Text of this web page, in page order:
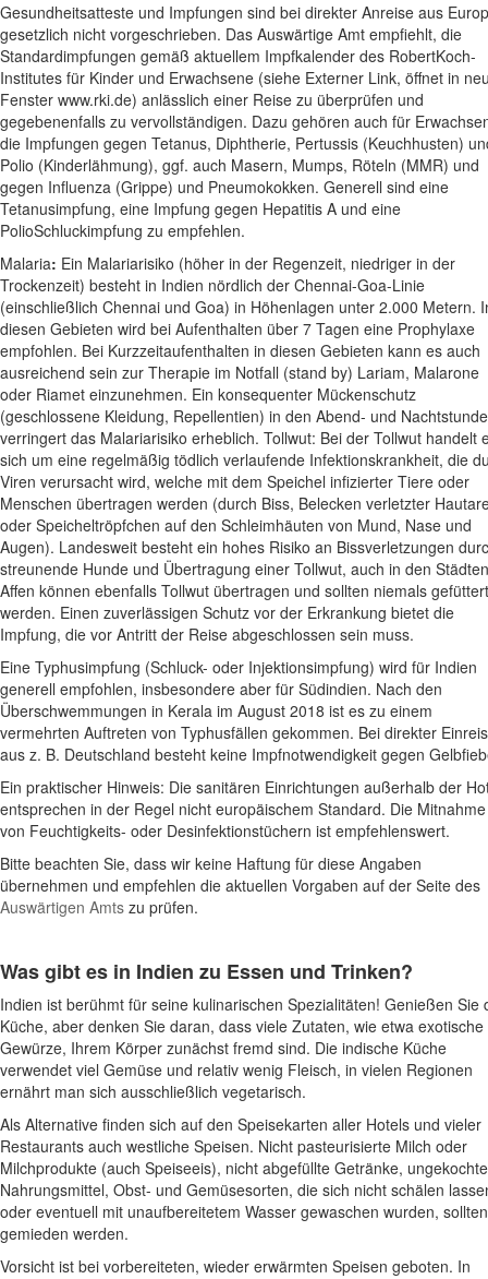
Gesundheitsatteste und Impfungen sind bei direkter Anreise aus
gesetzlich nicht vorgeschrieben. Das Auswärtige Amt empfiehlt, die
Standardimpfungen gemäß aktuellem Impfkalender des RobertKoch-
Institutes für Kinder und Erwachsene (siehe Externer Link, öffnet in
Fenster www.rki.de) anlässlich einer Reise zu überprüfen und
gegebenenfalls zu vervollständigen. Dazu gehören auch für
die Impfungen gegen Tetanus, Diphtherie, Pertussis (Keuchhusten)
Polio (Kinderlähmung), ggf. auch Masern, Mumps, Röteln (MMR) und
gegen Influenza (Grippe) und Pneumokokken. Generell sind eine
Tetanusimpfung, eine Impfung gegen Hepatitis A und eine
PolioSchluckimpfung zu empfehlen.
Malaria: Ein Malariarisiko (höher in der Regenzeit, niedriger in der
Trockenzeit) besteht in Indien nördlich der Chennai-Goa-Linie
(einschließlich Chennai und Goa) in Höhenlagen unter 2.000 Metern.
diesen Gebieten wird bei Aufenthalten über 7 Tagen eine Prophylaxe
empfohlen. Bei Kurzzeitaufenthalten in diesen Gebieten kann es auch
ausreichend sein zur Therapie im Notfall (stand by) Lariam, Malarone
oder Riamet einzunehmen. Ein konsequenter Mückenschutz
(geschlossene Kleidung, Repellentien) in den Abend- und
verringert das Malariarisiko erheblich. Tollwut: Bei der Tollwut handelt
sich um eine regelmäßig tödlich verlaufende Infektionskrankheit, die
Viren verursacht wird, welche mit dem Speichel infizierter Tiere oder
Menschen übertragen werden (durch Biss, Belecken verletzter
oder Speicheltröpfchen auf den Schleimhäuten von Mund, Nase und
Augen). Landesweit besteht ein hohes Risiko an Bissverletzungen
streunende Hunde und Übertragung einer Tollwut, auch in den
Affen können ebenfalls Tollwut übertragen und sollten niemals gefüttert
werden. Einen zuverlässigen Schutz vor der Erkrankung bietet die
Impfung, die vor Antritt der Reise abgeschlossen sein muss.
Eine Typhusimpfung (Schluck- oder Injektionsimpfung) wird für Indien
generell empfohlen, insbesondere aber für Südindien. Nach den
Überschwemmungen in Kerala im August 2018 ist es zu einem
vermehrten Auftreten von Typhusfällen gekommen. Bei direkter
aus z. B. Deutschland besteht keine Impfnotwendigkeit gegen
Ein praktischer Hinweis: Die sanitären Einrichtungen außerhalb der
entsprechen in der Regel nicht europäischem Standard. Die Mitnahme
von Feuchtigkeits- oder Desinfektionstüchern ist empfehlenswert.
Bitte beachten Sie, dass wir keine Haftung für diese Angaben
übernehmen und empfehlen die aktuellen Vorgaben auf der Seite des
Auswärtigen Amts zu prüfen.
Was gibt es in Indien zu Essen und Trinken?
Indien ist berühmt für seine kulinarischen Spezialitäten! Genießen Sie
Küche, aber denken Sie daran, dass viele Zutaten, wie etwa exotische
Gewürze, Ihrem Körper zunächst fremd sind. Die indische Küche
verwendet viel Gemüse und relativ wenig Fleisch, in vielen Regionen
ernährt man sich ausschließlich vegetarisch.
Als Alternative finden sich auf den Speisekarten aller Hotels und vieler
Restaurants auch westliche Speisen. Nicht pasteurisierte Milch oder
Milchprodukte (auch Speiseeis), nicht abgefüllte Getränke, ungekochte
Nahrungsmittel, Obst- und Gemüsesorten, die sich nicht schälen
oder eventuell mit unaufbereitetem Wasser gewaschen wurden, sollten
gemieden werden.
Vorsicht ist bei vorbereiteten, wieder erwärmten Speisen geboten. In